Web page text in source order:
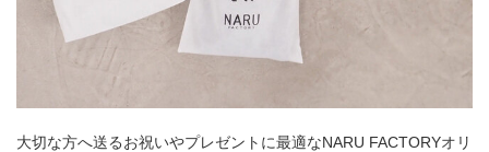
大切な方へ送るお祝いやプレゼントに最適なNARU FACTORYオリ